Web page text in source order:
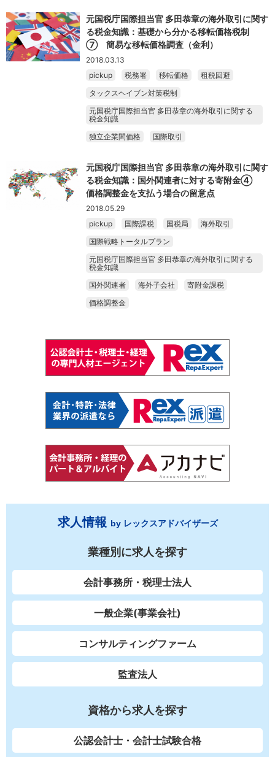
元国税庁国際担当官 多田恭章の海外取引に関す
る税金知識：基礎から分かる移転価格税制
⑦ 簡易な移転価格調査（金利）
2018.03.13
pickup
税務署 移転価格
租税回避
タックスヘイブン対策税制
元国税庁国際担当官 多田恭章の海外取引に関する
税金知識
独立企業間価格
国際取引
元国税庁国際担当官 多田恭章の海外取引に関す
る税金知識：国外関連者に対する寄附金④
価格調整金を支払う場合の留意点
2018.05.29
pickup
国際課税 国税局
海外取引
国際戦略トータルプラン
元国税庁国際担当官 多田恭章の海外取引に関する
税金知識
国外関連者
海外子会社
寄附金課税
価格調整金
求人情報 by レックスアドバイザーズ
業種別に求人を探す
会計事務所・税理士法人
一般企業(事業会社)
コンサルティングファーム
監査法人
資格から求人を探す
公認会計士・会計士試験合格